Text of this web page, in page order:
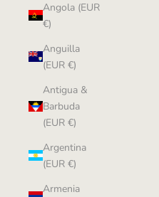
Angola (EUR
€)
Anguilla
(EUR €)
Antigua &
Barbuda
(EUR €)
Argentina
(EUR €)
Armenia